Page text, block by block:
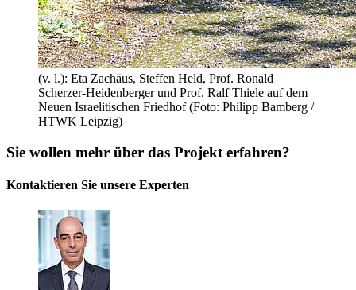
(v. l.): Eta Zachäus, Steffen Held, Prof. Ronald
Scherzer-Heidenberger und Prof. Ralf Thiele auf dem
Neuen Israelitischen Friedhof (Foto: Philipp Bamberg /
HTWK Leipzig)
Sie wollen mehr über das Projekt erfahren?
Kontaktieren Sie unsere Experten